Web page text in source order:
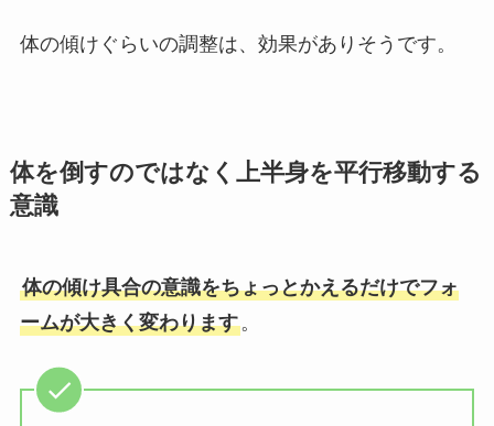
体の傾けぐらいの調整は、効果がありそうです。
体を倒すのではなく上半身を平行移動する
意識
体の傾け具合の意識をちょっとかえるだけでフォ
ームが大きく変わります。